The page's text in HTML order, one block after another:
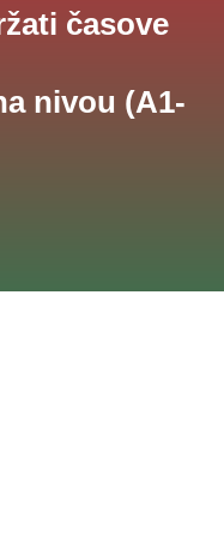
časove
nivou (A1-